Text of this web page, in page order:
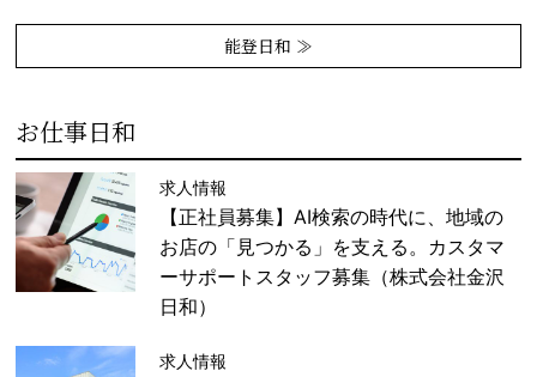
能登日和 ≫
お仕事日和
求人情報
【正社員募集】AI検索の時代に、地域の
お店の「見つかる」を支える。カスタマ
ーサポートスタッフ募集（株式会社金沢
日和）
求人情報